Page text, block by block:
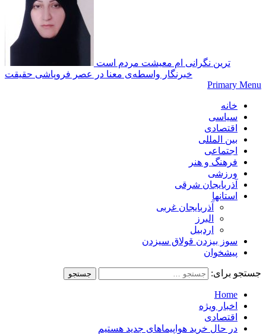
ترین نگرانی‌ ام معیشت مردم است
خبرنگار واسطه‌ی معنا در عصر فروپاشی حقیقت
Primary Menu
خانه
سیاسی
اقتصادی
بین المللی
اجتماعی
فرهنگ و هنر
ورزشی
آذربایجان شرقی
استانها
آذربایجان غربی
البرز
اردبیل
سوز بیزدن قولاق سیزدن
پیشخوان
جستجو برای:
Home
اخبار ویژه
اقتصادی
در حال خرید هواپیماهای جدید هستیم